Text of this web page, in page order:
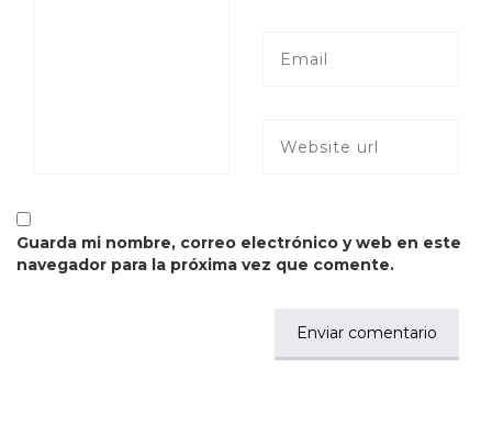
Guarda mi nombre, correo electrónico y web en este
navegador para la próxima vez que comente.